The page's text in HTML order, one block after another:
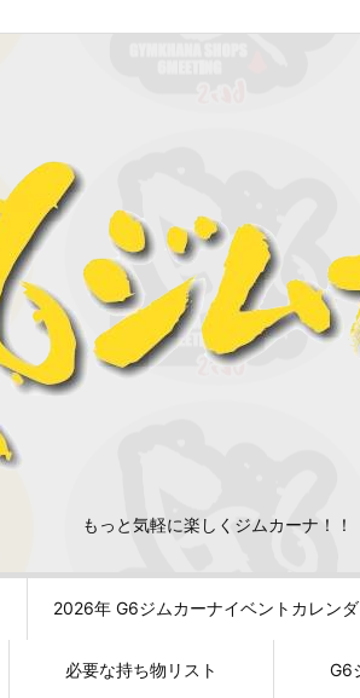
もっと気軽に楽しくジムカーナ！！
2026年 G6ジムカーナイベントカレン
必要な持ち物リスト G6